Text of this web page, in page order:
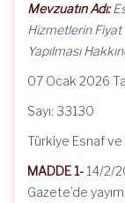
Mevzuatın Adı:
Hizmetlerin
Yapılması
07 Ocak 2026
Sayı: 33130
Türkiye Esnaf
MADDE 1- 14/2/
Gazete’de